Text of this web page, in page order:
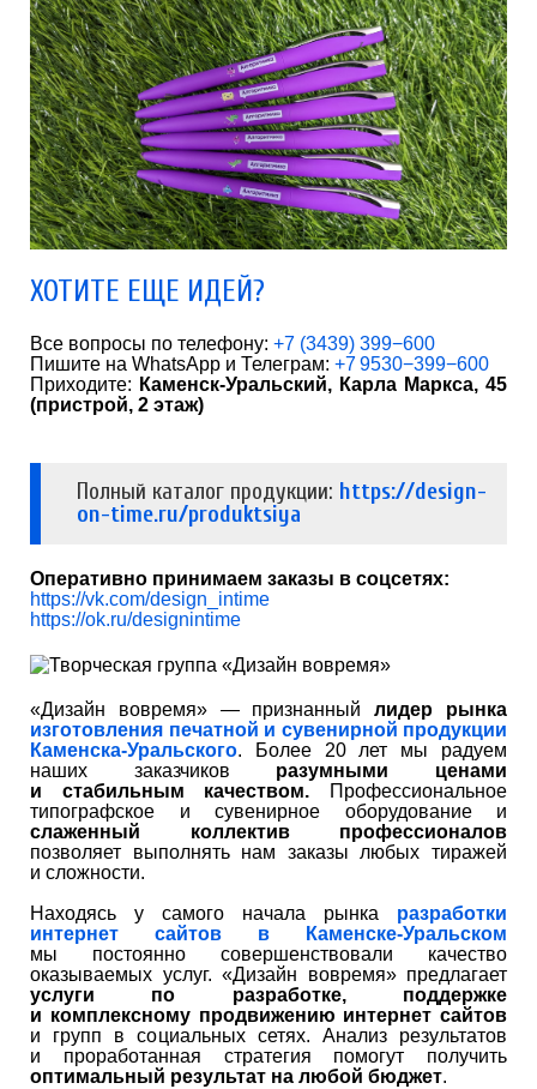
ХОТИТЕ ЕЩЕ ИДЕЙ?
Все вопросы по телефону: +7 (3439) 399−600
Пишите на WhatsApp и Телеграм: +7 9530−399−600
Приходите: Каменск-Уральский, Карла Маркса, 45
(пристрой, 2 этаж)
Полный каталог продукции: https://design-
on-time.ru/produktsiya
Оперативно принимаем заказы в соцсетях:
https://vk.com/design_intime
https://ok.ru/designintime
«Дизайн вовремя» — признанныйлидер рынка
изготовления печатной и сувенирной продукции
Каменска-Уральского. Более 20 лет мы радуем
наших заказчиков разумными ценами
и стабильным качеством.
Профессиональное
типографское и сувенирное оборудование и
слаженный коллектив профессионалов
позволяет выполнять нам заказы любых тиражей
и сложности.
Находясь у самого начала рынка разработки
интернет сайтов в Каменске-Уральском
мы постоянно совершенствовали качество
оказываемых услуг. «Дизайн вовремя» предлагает
услуги по разработке, поддержке
и комплексному продвижению интернет сайтов
и групп в социальных сетях. Анализ результатов
и проработанная стратегия помогут получить
оптимальный результат на любой бюджет.